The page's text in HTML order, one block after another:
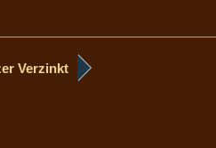
Verzinkt